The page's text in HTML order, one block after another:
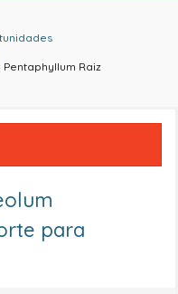
Pentaphyllum Raiz
para